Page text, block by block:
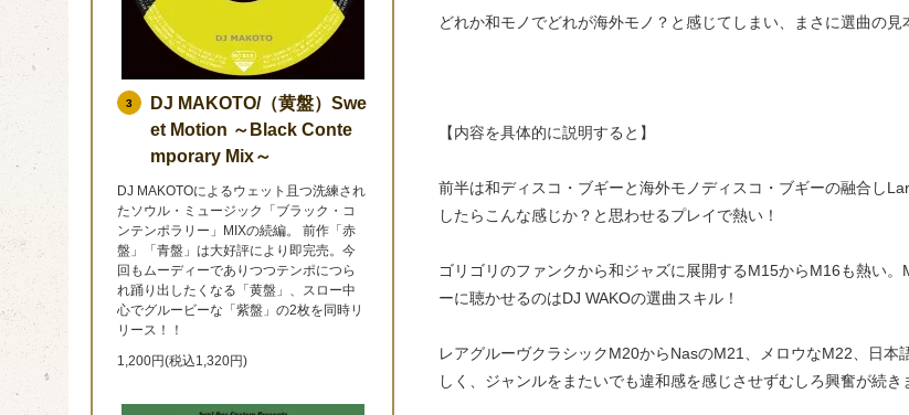
どれか和モノでどれが海外モノ？と感じてしまい、まさに選曲の
【内容を具体的に説明すると】
前半は和ディスコ・ブギーと海外モノディスコ・ブギーの融合し
したらこんな感じか？と思わせるプレイで熱い！
ゴリゴリのファンクから和ジャズに展開するM15からM16も熱い
ーに聴かせるのはDJ WAKOの選曲スキル！
レアグルーヴクラシックM20からNasのM21、メロウなM22、日
しく、ジャンルをまたいでも違和感を感じさせずむしろ興奮が続き
3
DJ MAKOTO/（黄盤）Swe
et Motion ～Black Conte
mporary Mix～
DJ MAKOTOによるウェット且つ洗練され
たソウル・ミュージック「ブラック・コ
ンテンポラリー」MIXの続編。 前作「赤
盤」「青盤」は大好評により即完売。今
回もムーディーでありつつテンポにつら
れ踊り出したくなる「黄盤」、スロー中
心でグルービーな「紫盤」の2枚を同時リ
リース！！
1,200円(税込1,320円)